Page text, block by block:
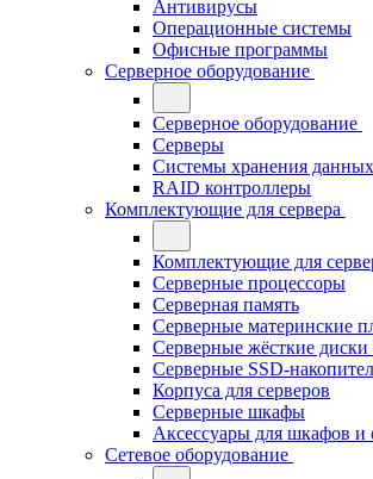
Антивирусы
Операционные системы
Офисные программы
Серверное оборудование
Серверное оборудование
Серверы
Системы хранения данных
RAID контроллеры
Комплектующие для сервера
Комплектующие для
Серверные процессоры
Серверная память
Серверные материнские
Серверные жёсткие
Серверные SSD-
Корпуса для серверов
Серверные шкафы
Аксессуары для шкафов и
Сетевое оборудование